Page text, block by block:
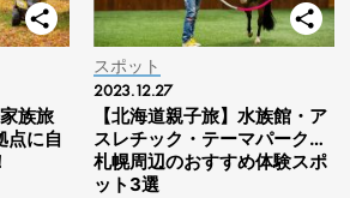
族旅
点に自
スポット
2023.12.27
【北海道親子旅】水族館・ア
スレチック・テーマパーク…
札幌周辺のおすすめ体験スポ
ット3選